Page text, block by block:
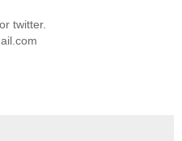
twitter.